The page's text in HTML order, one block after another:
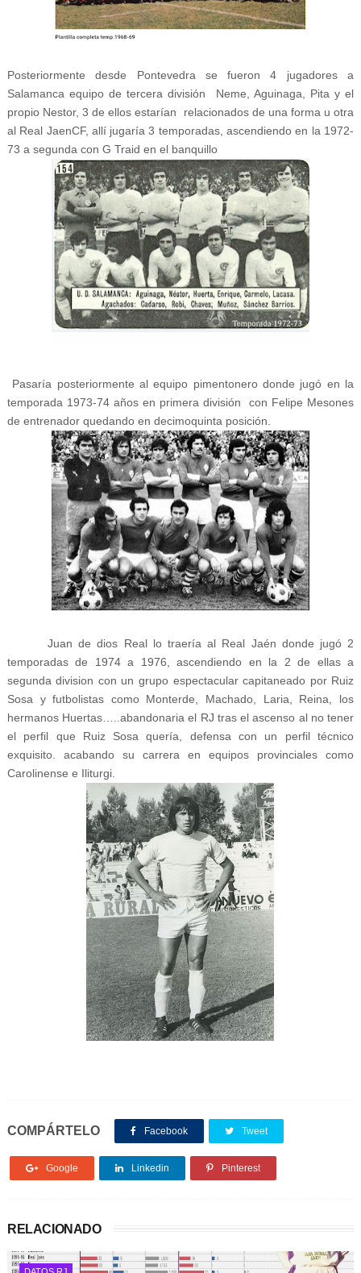
Posteriormente desde Pontevedra se fueron 4 jugadores a
Salamanca equipo de tercera división Neme, Aguinaga, Pita y el
propio Nestor, 3 de ellos estarían relacionados de una forma u otra
al Real JaenCF, allí jugaría 3 temporadas, ascendiendo en la 1972-
73 a segunda con G Traid en el banquillo
Pasaría posteriormente al equipo pimentonero donde jugó en la
temporada 1973-74 años en primera división con Felipe Mesones
de entrenador quedando en decimoquinta posición.
Juan de dios Real lo traería al Real Jaén donde jugó 2
temporadas de 1974 a 1976, ascendiendo en la 2 de ellas a
segunda division con un grupo espectacular capitaneado por Ruiz
Sosa y futbolistas como Monterde, Machado, Laria, Reina, los
hermanos Huertas…..abandonaria el RJ tras el ascenso al no tener
el perfil que Ruiz Sosa quería, defensa con un perfil técnico
exquisito. acabando su carrera en equipos provinciales como
Carolinense e Iliturgi.
COMPÁRTELO Facebook Tweet
Google Linkedin Pinterest
RELACIONADO